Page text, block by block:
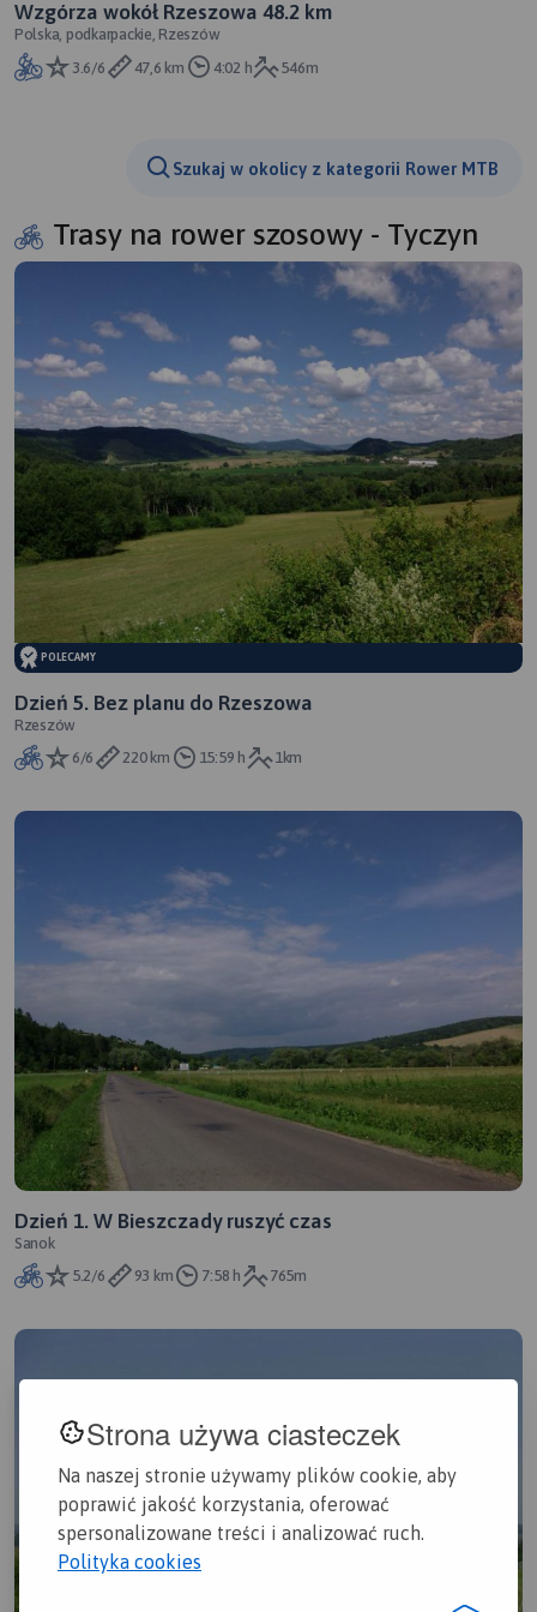
Strona używa ciasteczek
Na naszej stronie używamy plików cookie, aby
poprawić jakość korzystania, oferować
spersonalizowane treści i analizować ruch.
Polityka cookies
Wzgórza wokół Rzeszowa 48.2 km
Polska, podkarpackie, Rzeszów
3.6/6
47,6 km 4:02 h 546m
Szukaj w okolicy z kategorii Rower MTB
Trasy na rower szosowy - Tyczyn
POLECAMY
Dzień 5. Bez planu do Rzeszowa
Rzeszów
6/6
220 km 15:59 h 1km
Dzień 1. W Bieszczady ruszyć czas
Sanok
5.2/6
93 km 7:58 h 765m